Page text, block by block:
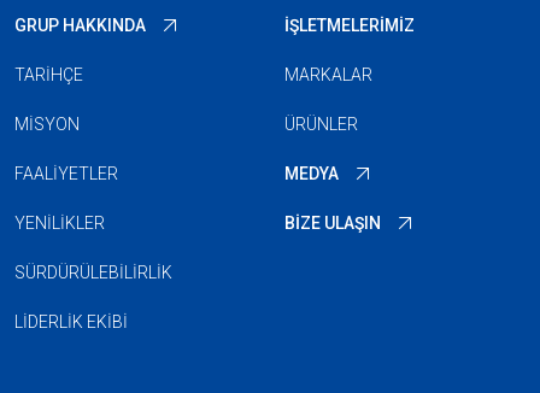
GRUP HAKKINDA
TARIHÇE
MISYON
FAALIYETLER
YENILIKLER
SÜRDÜRÜLEBILIRLIK
LIDERLIK EKIBI
İŞLETMELERIMIZ
MARKALAR
ÜRÜNLER
MEDYA
BIZE ULAŞIN